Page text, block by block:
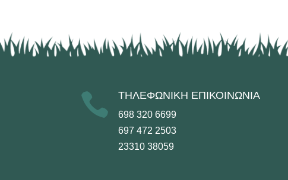
 ΤΗΛΕΦΩΝΙΚΗ ΕΠΙΚΟΙΝΩΝΙΑ
698 320 6699
697 472 2503
23310 38059